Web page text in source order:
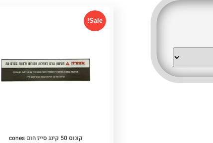
Sale!
קונוס 50 קינג סייז חום cones